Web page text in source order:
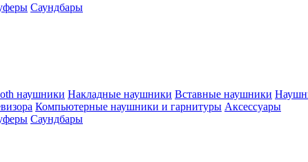
Саундбары
наушники Накладные наушники Вставные наушники
Компьютерные наушники и гарнитуры Аксессуары
Саундбары